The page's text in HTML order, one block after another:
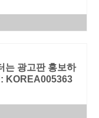
는 광고판 홍보하
KOREA005363